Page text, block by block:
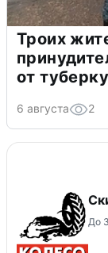
Троих
от
6 августа 2
До